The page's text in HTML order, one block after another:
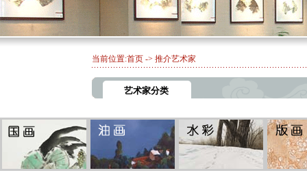
当前位置:首页 -> 推介艺术家
艺术家分类